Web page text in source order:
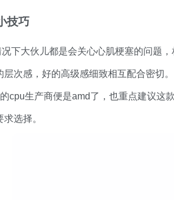
技巧
下大伙儿都是会关心心肌梗塞的问题，
次感，好的高级感细致相互配合密切。
cpu生产商便是amd了，也重点建议这
选择。